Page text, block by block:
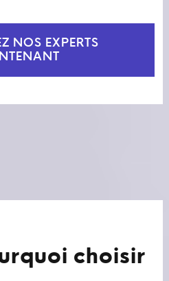
NOS EXPERTS
choisir